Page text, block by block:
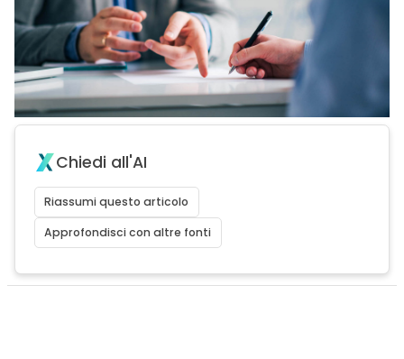
Chiedi all'AI
Riassumi questo articolo
Approfondisci con altre fonti